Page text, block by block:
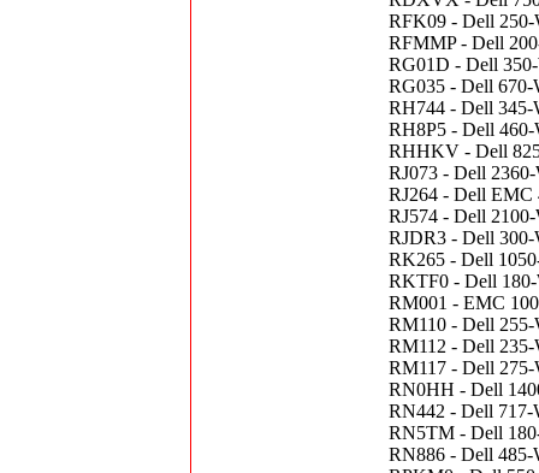
RFK09 - Dell 250-
RFMMP - Dell
RG01D - Dell
RG035 - Dell 670-
RH744 - Dell 345-
RH8P5 - Dell 460-
RHHKV - Dell
RJ073 - Dell
RJ264 - Dell EMC
RJ574 - Dell
RJDR3 - Dell 300-
RK265 - Dell
RKTF0 - Dell 180-
RM001 - EMC
RM110 - Dell
RM112 - Dell 235-
RM117 - Dell 275-
RN0HH - Dell
RN442 - Dell 717-
RN5TM - Dell
RN886 - Dell 485-